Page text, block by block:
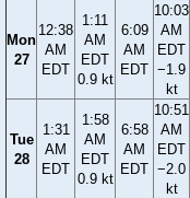
Mon
27
12:38
AM
EDT
1:11
AM
EDT
0.9 kt
6:09
AM
EDT
10:03
AM
EDT
−1.9
kt
Tue
28
1:31
AM
EDT
1:58
AM
EDT
0.9 kt
6:58
AM
EDT
10:51
AM
EDT
−2.0
kt